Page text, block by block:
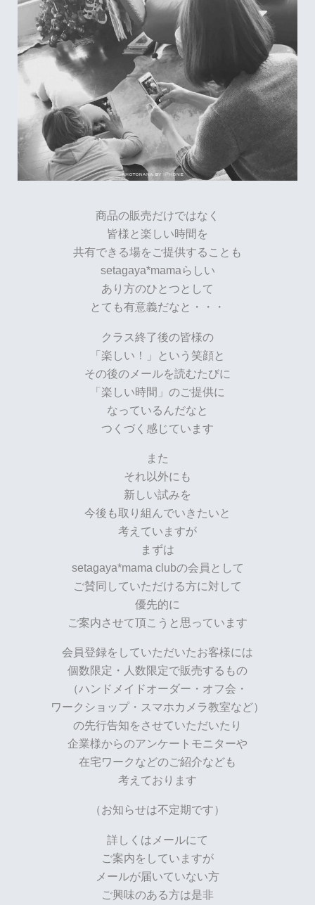
商品の販売だけではなく
皆様と楽しい時間を
共有できる場をご提供することも
setagaya*mamaらしい
あり方のひとつとして
とても有意義だなと・・・
クラス終了後の皆様の
「楽しい！」という笑顔と
その後のメールを読むたびに
「楽しい時間」のご提供に
なっているんだなと
つくづく感じています
また
それ以外にも
新しい試みを
今後も取り組んでいきたいと
考えていますが
まずは
setagaya*mama clubの会員として
ご賛同していただける方に対して
優先的に
ご案内させて頂こうと思っています
会員登録をしていただいたお客様には
個数限定・人数限定で販売するもの
（ハンドメイドオーダー・オフ会・
ワークショップ・スマホカメラ教室など）
の先行告知をさせていただいたり
企業様からのアンケートモニターや
在宅ワークなどのご紹介なども
考えております
（お知らせは不定期です）
詳しくはメールにて
ご案内をしていますが
メールが届いていない方
ご興味のある方は是非